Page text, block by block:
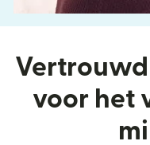
voor het